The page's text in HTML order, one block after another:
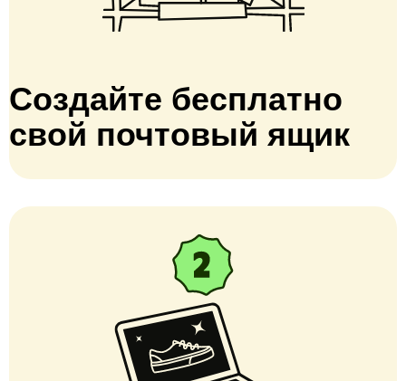
Создайте бесплатно
свой почтовый ящик